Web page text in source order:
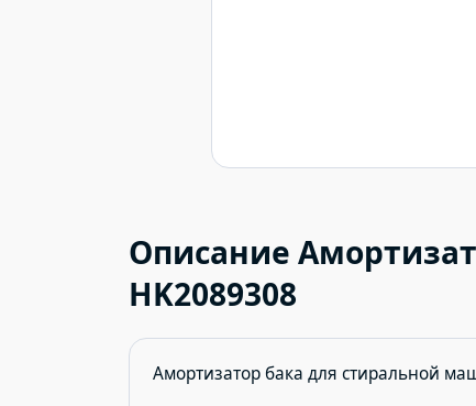
Описание
HK2089308
Амортизатор бака для стиральной